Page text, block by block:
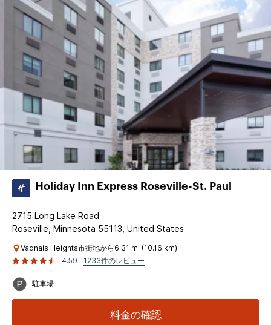
Holiday Inn Express Roseville-St. Paul
2715 Long Lake Road
Roseville, Minnesota 55113, United States
Vadnais Heights市街地から6.31 mi (10.16 km)
4.59
1233件のレビュー
駐車場
料金の確認